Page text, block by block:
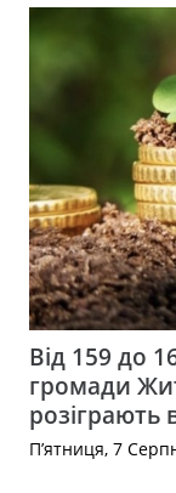
Від 159 до
громади
розіграють
П’ятниця, 7